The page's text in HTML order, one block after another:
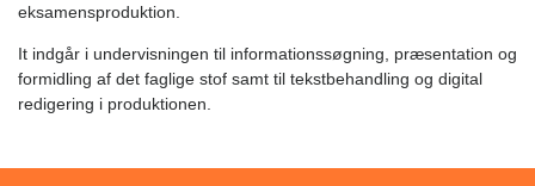
eksamensproduktion.
It indgår i undervisningen til informationssøgning, præsentation og
formidling af det faglige stof samt til tekstbehandling og digital
redigering i produktionen.